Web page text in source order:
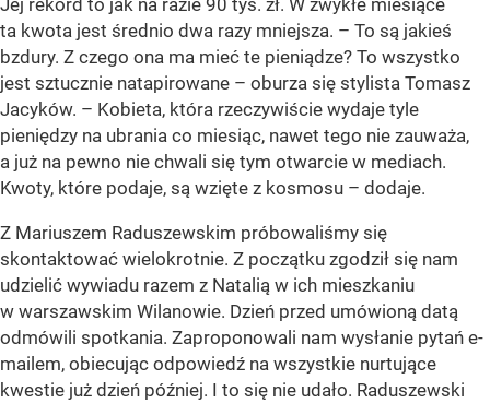
ta kwota jest średnio dwa razy mniejsza. – To są jakieś
bzdury. Z czego ona ma mieć te pieniądze? To wszystko
jest sztucznie natapirowane – oburza się stylista Tomasz
Jacyków. – Kobieta, która rzeczywiście wydaje tyle
pieniędzy na ubrania co miesiąc, nawet tego nie zauważa,
a już na pewno nie chwali się tym otwarcie w mediach.
Kwoty, które podaje, są wzięte z kosmosu – dodaje.
Z Mariuszem Raduszewskim próbowaliśmy się
skontaktować wielokrotnie. Z początku zgodził się nam
udzielić wywiadu razem z Natalią w ich mieszkaniu
w warszawskim Wilanowie. Dzień przed umówioną datą
odmówili spotkania. Zaproponowali nam wysłanie pytań e-
mailem, obiecując odpowiedź na wszystkie nurtujące
kwestie już dzień później. I to się nie udało. Raduszewski